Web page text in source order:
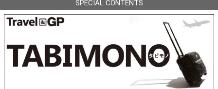
SPECIAL CONTENTS